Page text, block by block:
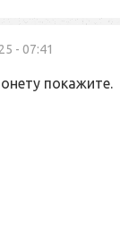
- 07:41
покажите.